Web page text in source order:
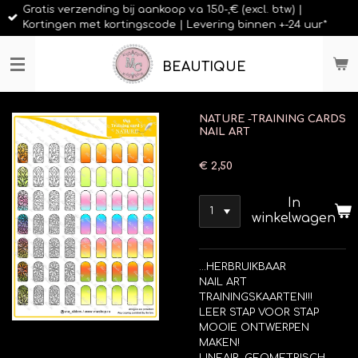
Ga
direct
de
BEAUTIQUE
Gratis verzending bij aankoop v.a 150-,€ (excl. btw) |
Kortingen met kortingscode | Levering binnen +-24 uur*
NATURE -TRAINING CARDS
NAIL ART
€ 2,50
In
winkelwagen
...HERBRUIKBAAR
NAIL ART
TRAININGSKAARTEN!!!
LEER STAP VOOR STAP
MOOIE ONTWERPEN
MAKEN!